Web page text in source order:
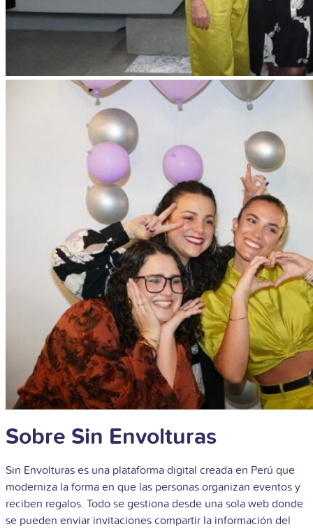
Sobre Sin Envolturas
Sin Envolturas es una plataforma digital creada en Perú que
moderniza la forma en que las personas organizan eventos y
reciben regalos. Todo se gestiona desde una sola web donde
se pueden enviar invitaciones compartir la información del